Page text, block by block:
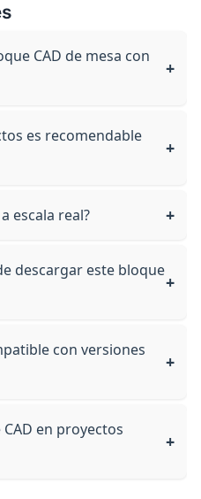
CAD de mesa con
es recomendable
escala real?
descargar este bloque
con versiones
en proyectos